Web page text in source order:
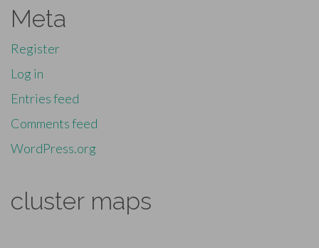
Meta
Register
Log in
Entries feed
Comments feed
WordPress.org
cluster maps